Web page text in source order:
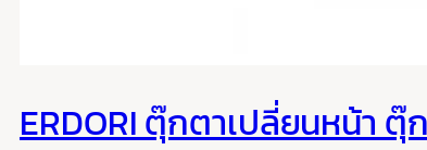
ERDORI ตุ๊กตาเปลี่ยนหน้า